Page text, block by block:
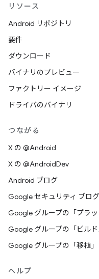
リソース
Android リポジトリ
要件
ダウンロード
バイナリのプレビュー
ファクトリー イメージ
ドライバのバイナリ
つながる
X の @Android
X の @AndroidDev
Android ブログ
Google セキュリティ ブログ
Google グループの「プラ
Google グループの「ビル
Google グループの「移植
ヘルプ